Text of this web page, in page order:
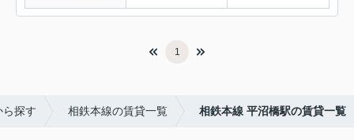
1
ら探す 相鉄本線の賃貸一覧 相鉄本線 平沼橋駅の賃貸一覧